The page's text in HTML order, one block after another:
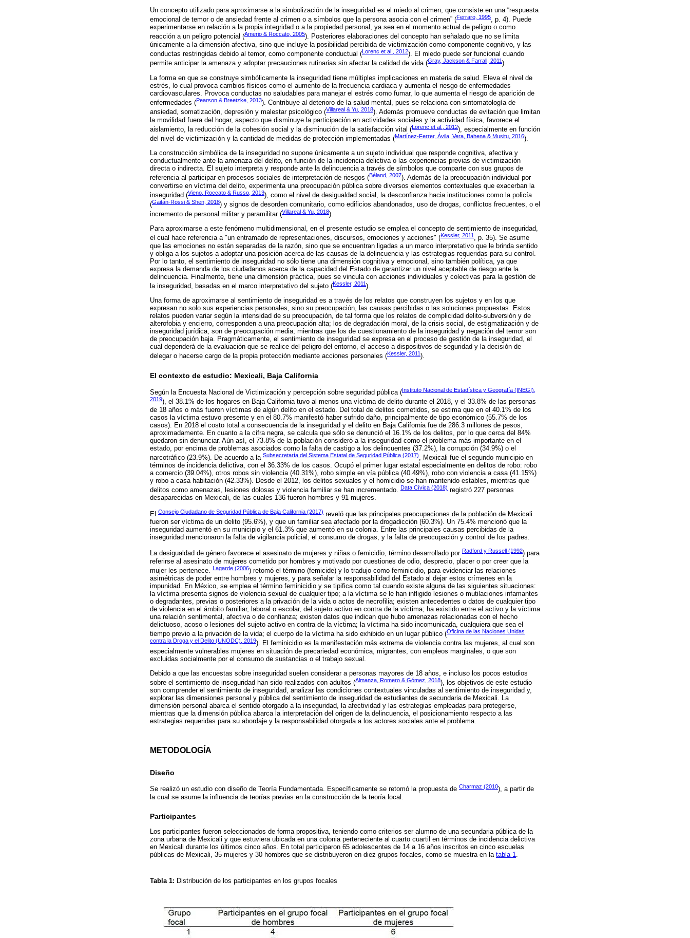
Un concepto utilizado para aproximarse a la simbolización de la inseguridad es el miedo al crimen, que consiste en una “respuesta
emocional de temor o de ansiedad frente al crimen o a símbolos que la persona asocia con el crimen” (Ferraro, 1995, p. 4). Puede
experimentarse en relación a la propia integridad o a la propiedad personal, ya sea en el momento actual de peligro o como
reacción a un peligro potencial (Amerio & Roccato, 2005). Posteriores elaboraciones del concepto han señalado que no se limita
únicamente a la dimensión afectiva, sino que incluye la posibilidad percibida de victimización como componente cognitivo, y las
conductas restringidas debido al temor, como componente conductual (Lorenc et al., 2012). El miedo puede ser funcional cuando
permite anticipar la amenaza y adoptar precauciones rutinarias sin afectar la calidad de vida (Gray, Jackson & Farrall, 2011).
La forma en que se construye simbólicamente la inseguridad tiene múltiples implicaciones en materia de salud. Eleva el nivel de
estrés, lo cual provoca cambios físicos como el aumento de la frecuencia cardiaca y aumenta el riesgo de enfermedades
cardiovasculares. Provoca conductas no saludables para manejar el estrés como fumar, lo que aumenta el riesgo de aparición de
enfermedades (Pearson & Breetzke, 2013). Contribuye al deterioro de la salud mental, pues se relaciona con sintomatología de
ansiedad, somatización, depresión y malestar psicológico (Villareal & Yu, 2018). Además promueve conductas de evitación que limitan
la movilidad fuera del hogar, aspecto que disminuye la participación en actividades sociales y la actividad física, favorece el
aislamiento, la reducción de la cohesión social y la disminución de la satisfacción vital (Lorenc et al., 2012), especialmente en función
del nivel de victimización y la cantidad de medidas de protección implementadas (Martínez-Ferrer, Ávila, Vera, Bahena & Musitu, 2016).
La construcción simbólica de la inseguridad no supone únicamente a un sujeto individual que responde cognitiva, afectiva y
conductualmente ante la amenaza del delito, en función de la incidencia delictiva o las experiencias previas de victimización
directa o indirecta. El sujeto interpreta y responde ante la delincuencia a través de símbolos que comparte con sus grupos de
referencia al participar en procesos sociales de interpretación de riesgos (Béland, 2007). Además de la preocupación individual por
convertirse en víctima del delito, experimenta una preocupación pública sobre diversos elementos contextuales que exacerban la
inseguridad (Vieno, Roccato & Russo, 2013), como el nivel de desigualdad social, la desconfianza hacia instituciones como la policía
(Gaitán-Rossi & Shen, 2018) y signos de desorden comunitario, como edificios abandonados, uso de drogas, conflictos frecuentes, o el
incremento de personal militar y paramilitar (Villareal & Yu, 2018).
Para aproximarse a este fenómeno multidimensional, en el presente estudio se emplea el concepto de sentimiento de inseguridad,
el cual hace referencia a "un entramado de representaciones, discursos, emociones y acciones" (Kessler, 2011 , p. 35). Se asume
que las emociones no están separadas de la razón, sino que se encuentran ligadas a un marco interpretativo que le brinda sentido
y obliga a los sujetos a adoptar una posición acerca de las causas de la delincuencia y las estrategias requeridas para su control.
Por lo tanto, el sentimiento de inseguridad no sólo tiene una dimensión cognitiva y emocional, sino también política, ya que
expresa la demanda de los ciudadanos acerca de la capacidad del Estado de garantizar un nivel aceptable de riesgo ante la
delincuencia. Finalmente, tiene una dimensión práctica, pues se vincula con acciones individuales y colectivas para la gestión de
la inseguridad, basadas en el marco interpretativo del sujeto (Kessler, 2011).
Una forma de aproximarse al sentimiento de inseguridad es a través de los relatos que construyen los sujetos y en los que
expresan no solo sus experiencias personales, sino su preocupación, las causas percibidas o las soluciones propuestas. Estos
relatos pueden variar según la intensidad de su preocupación, de tal forma que los relatos de complicidad delito-subversión y de
alterofobia y encierro, corresponden a una preocupación alta; los de degradación moral, de la crisis social, de estigmatización y de
inseguridad jurídica, son de preocupación media; mientras que los de cuestionamiento de la inseguridad y negación del temor son
de preocupación baja. Pragmáticamente, el sentimiento de inseguridad se expresa en el proceso de gestión de la inseguridad, el
cual dependerá de la evaluación que se realice del peligro del entorno, el acceso a dispositivos de seguridad y la decisión de
delegar o hacerse cargo de la propia protección mediante acciones personales (Kessler, 2011 ).
El contexto de estudio: Mexicali, Baja California
Según la Encuesta Nacional de Victimización y percepción sobre seguridad pública (Instituto Nacional de Estadística y Geografía (INEGI),
2019), el 38.1% de los hogares en Baja California tuvo al menos una víctima de delito durante el 2018, y el 33.8% de las personas
de 18 años o más fueron víctimas de algún delito en el estado. Del total de delitos cometidos, se estima que en el 40.1% de los
casos la víctima estuvo presente y en el 80.7% manifestó haber sufrido daño, principalmente de tipo económico (55.7% de los
casos). En 2018 el costo total a consecuencia de la inseguridad y el delito en Baja California fue de 286.3 millones de pesos,
aproximadamente. En cuanto a la cifra negra, se calcula que sólo se denunció el 16.1% de los delitos, por lo que cerca del 84%
quedaron sin denunciar. Aún así, el 73.8% de la población consideró a la inseguridad como el problema más importante en el
estado, por encima de problemas asociados como la falta de castigo a los delincuentes (37.2%), la corrupción (34.9%) o el
narcotráfico (23.9%). De acuerdo a la Subsecretaría del Sistema Estatal de Seguridad Pública (2017)
, Mexicali fue el segundo municipio en
términos de incidencia delictiva, con el 36.33% de los casos. Ocupó el primer lugar estatal especialmente en delitos de robo: robo
a comercio (39.04%), otros robos sin violencia (40.31%), robo simple en vía pública (40.49%), robo con violencia a casa (41.15%)
y robo a casa habitación (42.33%). Desde el 2012, los delitos sexuales y el homicidio se han mantenido estables, mientras que
delitos como amenazas, lesiones dolosas y violencia familiar se han incrementado. Data Cívica (2018) registró 227 personas
desaparecidas en Mexicali, de las cuales 136 fueron hombres y 91 mujeres.
El Consejo Ciudadano de Seguridad Pública de Baja California (2017) reveló que las principales preocupaciones de la población de Mexicali
fueron ser víctima de un delito (95.6%), y que un familiar sea afectado por la drogadicción (60.3%). Un 75.4% mencionó que la
inseguridad aumentó en su municipio y el 61.3% que aumentó en su colonia. Entre las principales causas percibidas de la
inseguridad mencionaron la falta de vigilancia policial; el consumo de drogas, y la falta de preocupación y control de los padres.
La desigualdad de género favorece el asesinato de mujeres y niñas o femicidio, término desarrollado por Radford y Russell (1992) para
referirse al asesinato de mujeres cometido por hombres y motivado por cuestiones de odio, desprecio, placer o por creer que la
mujer les pertenece.
Lagarde (2006) retomó el término (femicide) y lo tradujo como feminicidio, para evidenciar las relaciones
asimétricas de poder entre hombres y mujeres, y para señalar la responsabilidad del Estado al dejar estos crímenes en la
impunidad. En México, se emplea el término feminicidio y se tipifica como tal cuando existe alguna de las siguientes situaciones:
la víctima presenta signos de violencia sexual de cualquier tipo; a la víctima se le han infligido lesiones o mutilaciones infamantes
o degradantes, previas o posteriores a la privación de la vida o actos de necrofilia; existen antecedentes o datos de cualquier tipo
de violencia en el ámbito familiar, laboral o escolar, del sujeto activo en contra de la víctima; ha existido entre el activo y la víctima
una relación sentimental, afectiva o de confianza; existen datos que indican que hubo amenazas relacionadas con el hecho
delictuoso, acoso o lesiones del sujeto activo en contra de la víctima; la víctima ha sido incomunicada, cualquiera que sea el
tiempo previo a la privación de la vida; el cuerpo de la víctima ha sido exhibido en un lugar público (Oficina de las Naciones Unidas
contra la Droga y el Delito (UNODC), 2019). El feminicidio es la manifestación más extrema de violencia contra las mujeres, al cual son
especialmente vulnerables mujeres en situación de precariedad económica, migrantes, con empleos marginales, o que son
excluidas socialmente por el consumo de sustancias o el trabajo sexual.
Debido a que las encuestas sobre inseguridad suelen considerar a personas mayores de 18 años, e incluso los pocos estudios
sobre el sentimiento de inseguridad han sido realizados con adultos (Almanza, Romero & Gómez, 2018), los objetivos de este estudio
son comprender el sentimiento de inseguridad, analizar las condiciones contextuales vinculadas al sentimiento de inseguridad y,
explorar las dimensiones personal y pública del sentimiento de inseguridad de estudiantes de secundaria de Mexicali. La
dimensión personal abarca el sentido otorgado a la inseguridad, la afectividad y las estrategias empleadas para protegerse,
mientras que la dimensión pública abarca la interpretación del origen de la delincuencia, el posicionamiento respecto a las
estrategias requeridas para su abordaje y la responsabilidad otorgada a los actores sociales ante el problema.
METODOLOGÍA
Diseño
Se realizó un estudio con diseño de Teoría Fundamentada. Específicamente se retomó la propuesta de Charmaz (2010), a partir de
la cual se asume la influencia de teorías previas en la construcción de la teoría local.
Participantes
Los participantes fueron seleccionados de forma propositiva, teniendo como criterios ser alumno de una secundaria pública de la
zona urbana de Mexicali y que estuviera ubicada en una colonia perteneciente al cuarto cuartil en términos de incidencia delictiva
en Mexicali durante los últimos cinco años. En total participaron 65 adolescentes de 14 a 16 años inscritos en cinco escuelas
públicas de Mexicali, 35 mujeres y 30 hombres que se distribuyeron en diez grupos focales, como se muestra en la tabla 1
Tabla 1: Distribución de los participantes en los grupos focales